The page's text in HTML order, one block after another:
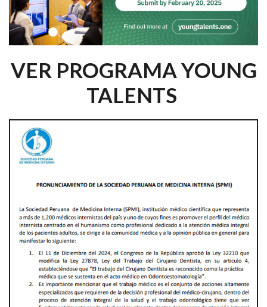
VER PROGRAMA YOUNG
TALENTS